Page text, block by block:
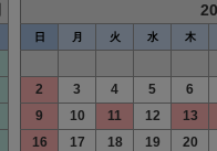
日 月 火 水 木
2 3 4 5
6
9
10 11 12
13
16
17 18 19
20